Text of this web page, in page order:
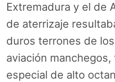
Extremadura y el de
de aterrizaje
duros terrones de
aviación
especial de alto